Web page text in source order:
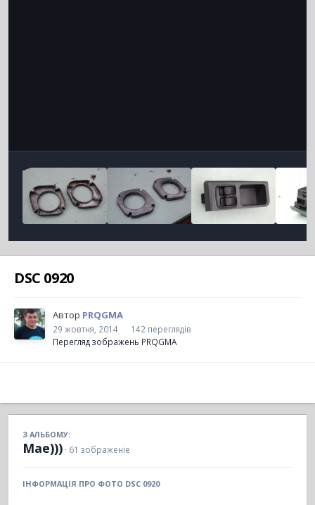
DSC 0920
Автор PRQGMA
29 жовтня, 2014
142 переглядів
Перегляд зображень PRQGMA
З АЛЬБОМУ:
Мае))) · 61 зображеніе
ІНФОРМАЦІЯ ПРО ФОТО DSC 0920